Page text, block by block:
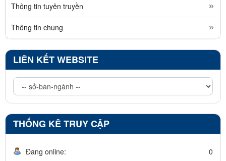
Thông tin tuyên truyền
Thông tin chung
LIÊN KẾT WEBSITE
THỐNG KÊ TRUY CẬP
Đang online: 0